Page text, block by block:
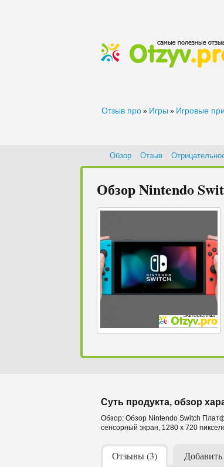
Отзыв про » Игры » Игровые
Обзор Отзыв
Обзор Nintendo
Суть продукта, обзор
Обзор: Обзор Nintendo Switch
сенсорный экран, 1280 x 720
Отзывы (3)